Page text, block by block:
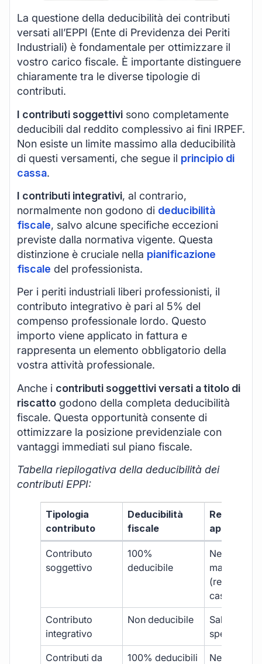
La questione della deducibilità dei contributi
versati all’EPPI (Ente di Previdenza dei Periti
Industriali) è fondamentale per ottimizzare il
vostro carico fiscale. È importante distinguere
chiaramente tra le diverse tipologie di
contributi.
I contributi soggettivi sono completamente
deducibili dal reddito complessivo ai fini IRPEF.
Non esiste un limite massimo alla deducibilità
di questi versamenti, che segue il principio di
cassa.
I contributi integrativi, al contrario,
normalmente non godono di deducibilità
fiscale, salvo alcune specifiche eccezioni
previste dalla normativa vigente. Questa
distinzione è cruciale nella pianificazione
fiscale del professionista.
Per i periti industriali liberi professionisti, il
contributo integrativo è pari al 5% del
compenso professionale lordo. Questo
importo viene applicato in fattura e
rappresenta un elemento obbligatorio della
vostra attività professionale.
Anche i contributi soggettivi versati a titolo di
riscatto godono della completa deducibilità
fiscale. Questa opportunità consente di
ottimizzare la posizione previdenziale con
vantaggi immediati sul piano fiscale.
Tabella riepilogativa della deducibilità dei
contributi EPPI:
Tipologia
contributo
Deducibilità
fiscale
Regime
applicabile
Contributo
soggettivo
100%
deducibile
Nessun
massimo
(regime di
cassa)
Contributo
integrativo
Non deducibile
Salvo
specifiche
Contributi da 100% deducibili Nel rispetto